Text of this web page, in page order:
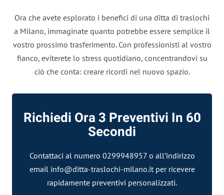
Ora che avete esplorato i benefici di una ditta di traslochi
a Milano, immaginate quanto potrebbe essere semplice il
vostro prossimo trasferimento. Con professionisti al vostro
fianco, eviterete lo stress quotidiano, concentrandovi su
ciò che conta: creare ricordi nel nuovo spazio.
Richiedi Ora 3 Preventivi In 60
Secondi
Contattaci al numero 0299948957 o all’indirizzo
email info@ditta-traslochi-milano.itper ricevere
rapidamente preventivi personalizzati.